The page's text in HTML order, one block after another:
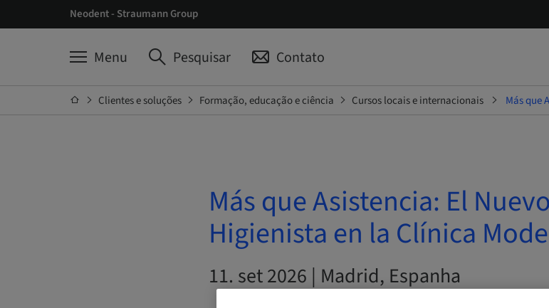
Neodent - Straumann Group
Menu Pesquisar Contato
Clientes e soluções Formação, educação e ciência Cursos locais e internacionais Más que
Más que Asistencia: El
Higienista en la Clínica
11. set 2026 | Madrid, Espanha